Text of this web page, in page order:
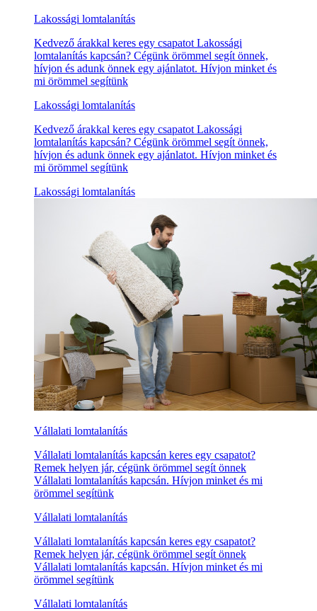
Lakossági lomtalanítás
Kedvező árakkal keres egy csapatot Lakossági
lomtalanítás kapcsán? Cégünk örömmel segít önnek,
hívjon és adunk önnek egy ajánlatot. Hívjon minket és
mi örömmel segítünk
Lakossági lomtalanítás
Kedvező árakkal keres egy csapatot Lakossági
lomtalanítás kapcsán? Cégünk örömmel segít önnek,
hívjon és adunk önnek egy ajánlatot. Hívjon minket és
mi örömmel segítünk
Lakossági lomtalanítás
Vállalati lomtalanítás
Vállalati lomtalanítás kapcsán keres egy csapatot?
Remek helyen jár, cégünk örömmel segít önnek
Vállalati lomtalanítás kapcsán. Hívjon minket és mi
örömmel segítünk
Vállalati lomtalanítás
Vállalati lomtalanítás kapcsán keres egy csapatot?
Remek helyen jár, cégünk örömmel segít önnek
Vállalati lomtalanítás kapcsán. Hívjon minket és mi
örömmel segítünk
Vállalati lomtalanítás